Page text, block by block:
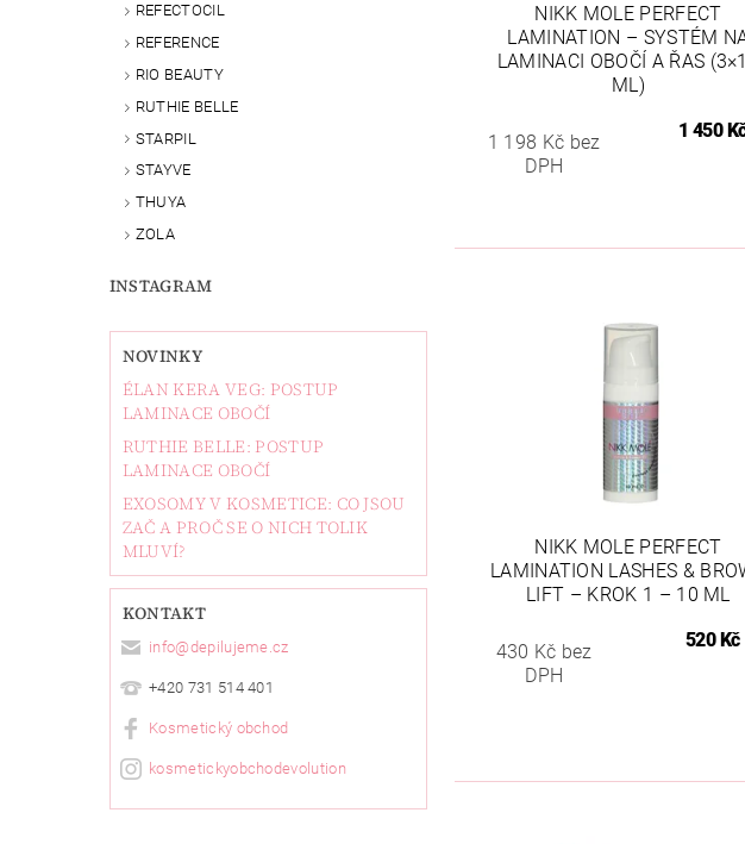
REFECTOCIL
REFERENCE
RIO BEAUTY
RUTHIE BELLE
STARPIL
STAYVE
THUYA
ZOLA
INSTAGRAM
NOVINKY
ÉLAN KERA VEG: POSTUP
LAMINACE OBOČÍ
RUTHIE BELLE: POSTUP
LAMINACE OBOČÍ
EXOSOMY V KOSMETICE: CO JSOU
ZAČ A PROČ SE O NICH TOLIK
MLUVÍ?
KONTAKT
info@depilujeme.cz
+420 731 514 401
Kosmetický obchod
kosmetickyobchodevolution
NIKK MOLE PERFECT
LAMINATION – SYSTÉM
LAMINACI OBOČÍ A ŘAS
ML)
1 198 Kč bez
DPH
1 450
NIKK MOLE PERFECT
LAMINATION LASHES &
LIFT – KROK 1 – 10 ML
430 Kč bez
DPH
520 Kč